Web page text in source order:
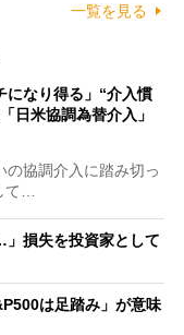
一覧を見る
になり得る」“介入慣
日米協調為替介入」
協調介入に踏み切っ
て…
」損失を投資家として
は足踏み」が意味